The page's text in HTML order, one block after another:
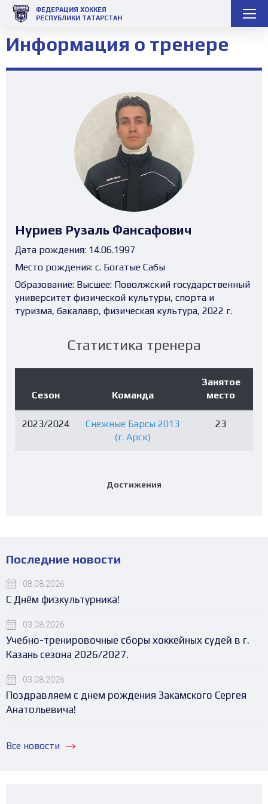
ФЕДЕРАЦИЯ ХОККЕЯ
РЕСПУБЛИКИ ТАТАРСТАН
Информация о тренере
Нуриев Рузаль Фансафович
Дата рождения: 14.06.1997
Место рождения: с. Богатые Сабы
Образование: Высшее: Поволжский государственный
университет физической культуры, спорта и
туризма, бакалавр, физическая культура, 2022 г.
Статистика тренера
Сезон Команда
Занятое
место
2023/2024
Снежные Барсы 2013
(г. Арск)
23
Достижения
Последние новости
08.08.2026
С Днём физкультурника!
03.08.2026
Учебно-тренировочные сборы хоккейных судей в г.
Казань сезона 2026/2027.
03.08.2026
Поздравляем с днем рождения Закамского Сергея
Анатольевича!
Все новости